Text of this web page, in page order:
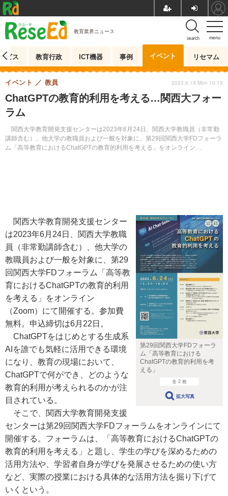
menu
search
教育業界ニュース
ビス 教育行政 ICT機器 事例 イベント リセマム
ChatGPTの教育的利用を考える…関西大フォー
ラム
関西大学教育開発支援センターは2023年6月24日、関西大学教職員（非常勤
講師含む）、他大学の教職員および一般を対象に、第29回関西大学FDフォーラ
ム「高等教育におけるChatGPTの教育的利用を考える」をオンライン
イベント 教員 2023.6.19 Mon 10:15
第29回関西大学FDフォーラ
ム「高等教育における
ChatGPTの教育的利用を考
える」
全 2 枚
拡大写真
関西大学教育開発支援センター
は2023年6月24日、関西大学教職
員（非常勤講師含む）、他大学の
教職員および一般を対象に、第29
回関西大学FDフォーラム「高等教
育におけるChatGPTの教育的利用
を考える」をオンライン
（Zoom）にて開催する。参加費
無料。申込締切は6月22日。
ChatGPTをはじめとする生成系
AIを誰でも気軽に活用できる環境
になり、教育の現場において、
ChatGPTで何ができ、どのような
教育的利用が考えられるのかが注
目されている。
そこで、関西大学教育開発支援
センターは第29回関西大学FDフォーラムをオンラインにて
開催する。フォーラムは、「高等教育におけるChatGPTの
教育的利用を考える」と題し、学生の学びを深めるための
活用方法や、学習者自身が学びを発展させるための使い方
など、実際の授業における具体的な活用方法を掘り下げて
いくという。